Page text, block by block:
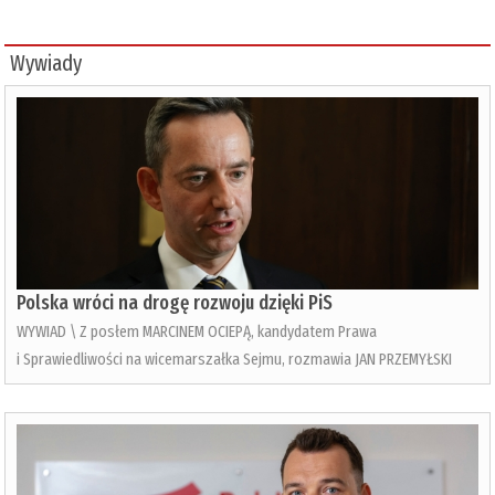
Wywiady
Polska wróci na drogę rozwoju dzięki PiS
WYWIAD \ Z posłem MARCINEM OCIEPĄ, kandydatem Prawa
i Sprawiedliwości na wicemarszałka Sejmu, rozmawia JAN PRZEMYŁSKI